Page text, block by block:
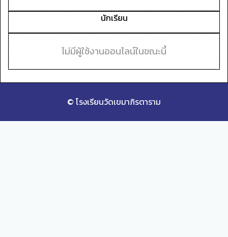
นักเรียน
ไม่มีผู้ใช้งานออนไลน์ในขณะนี้
© โรงเรียนวัดเขมาภิรตาราม